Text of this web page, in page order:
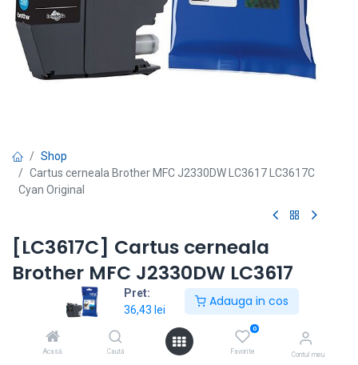
Pret:
36,43 lei
Adauga in cos
Acasă Caută
0
Favorite Contul meu
Shop
Cartus cerneala Brother MFC J2330DW LC3617 LC3617C
Cyan Original
[LC3617C] Cartus cerneala
Brother MFC J2330DW LC3617
LC3617C Cyan Original
Modele echipamente: MFC J2330DW
36,43lei fără TVA 44,08lei cu TVA